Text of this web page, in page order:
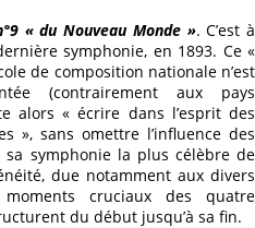
« du Nouveau Monde ». C’est à
symphonie, en 1893. Ce «
de composition nationale n’est
(contrairement aux pays
alors « écrire dans l’esprit des
», sans omettre l’influence des
symphonie la plus célèbre de
due notamment aux divers
cruciaux des quatre
du début jusqu’à sa fin.